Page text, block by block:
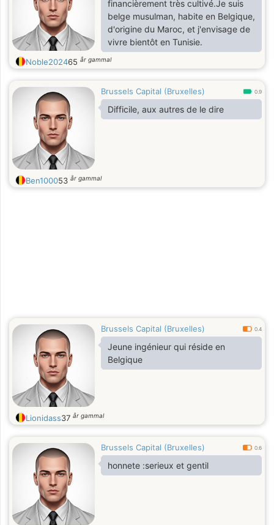
financièrement très cultivé.Je suis
belge musulman, habite en Belgique,
d'origine du Maroc, et j'envisage de
vivre bientôt en Tunisie.
Noble202465 år gammal
Brussels Capital (Bruxelles) 0.9
Difficile, aux autres de le dire
Ben100053 år gammal
Brussels Capital (Bruxelles) 0.4
Jeune ingénieur qui réside en
Belgique
Lionidass37 år gammal
Brussels Capital (Bruxelles) 0.6
honnete :serieux et gentil